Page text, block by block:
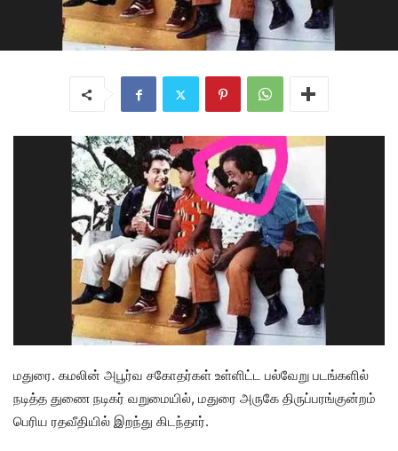
மதுரை. கமலின் அபூர்வ சகோதர்கள் உள்ளிட்ட பல்வேறு படங்களில்
நடித்த துணை நடிகர் வறுமையில், மதுரை அருகே திருப்பரங்குன்றம்
பெரிய ரதவீதியில் இறந்து கிடந்தார்.